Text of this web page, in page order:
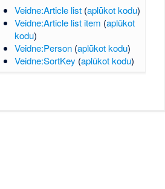
Veidne:Article list (aplūkot kodu)
Veidne:Article list item (aplūkot
kodu)
Veidne:Person (aplūkot kodu)
Veidne:SortKey (aplūkot kodu)